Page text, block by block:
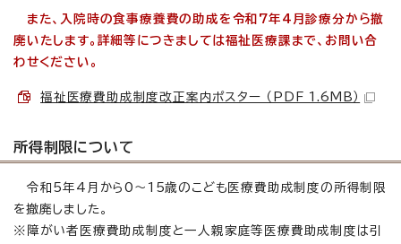
また、入院時の食事療養費の助成を令和7年4月診療分から撤
廃いたします。詳細等につきましては福祉医療課まで、お問い合
わせください。
福祉医療費助成制度改正案内ポスター （PDF 1.6MB）
所得制限について
令和5年4月から0～15歳のこども医療費助成制度の所得制限
を撤廃しました。
※障がい者医療費助成制度と一人親家庭等医療費助成制度は引